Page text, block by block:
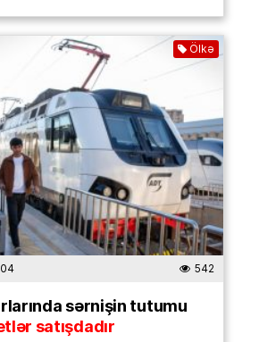
Ölkə
542
sərnişin tutumu
satışdadır